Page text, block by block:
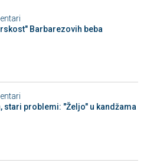
Barbarezovih beba
stari problemi: "Željo" u kandžama